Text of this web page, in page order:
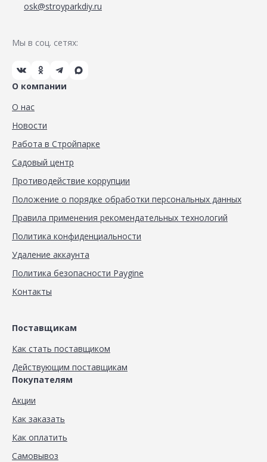
osk@stroyparkdiy.ru
Мы в соц. сетях:
О компании
О нас
Новости
Работа в Стройпарке
Садовый центр
Противодействие коррупции
Положение о порядке обработки персональных данных
Правила применения рекомендательных технологий
Политика конфиденциальности
Удаление аккаунта
Политика безопасности Paygine
Контакты
Поставщикам
Как стать поставщиком
Действующим поставщикам
Покупателям
Акции
Как заказать
Как оплатить
Самовывоз